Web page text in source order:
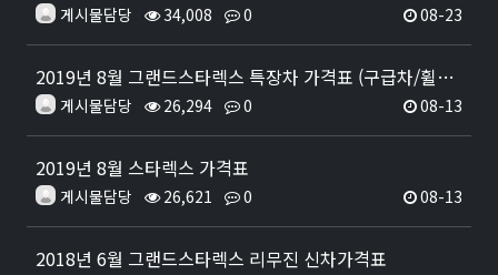
게시물담당 34,008 0 08-23
2019년 8월 그랜드스타렉스 특장차 가격표 (구급차/휠체어리프트/하이루프/캠핑카/어린이보호차)
게시물담당 26,294 0 08-13
2019년 8월 스타렉스 가격표
게시물담당 26,621 0 08-13
2018년 6월 그랜드스타렉스 리무진 신차가격표